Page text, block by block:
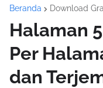
Beranda Download
Halaman
Per
dan